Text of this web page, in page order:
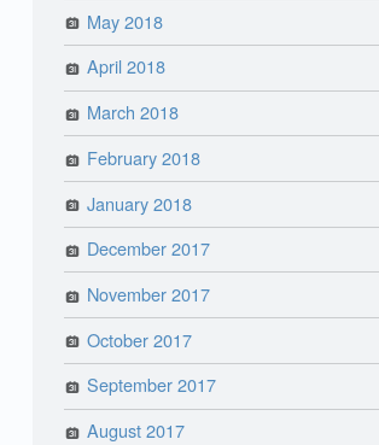
May 2018
April 2018
March 2018
February 2018
January 2018
December 2017
November 2017
October 2017
September 2017
August 2017